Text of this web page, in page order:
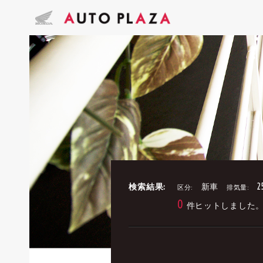
検索結果: 区分: 新車 排気量:
0 件ヒットしました。